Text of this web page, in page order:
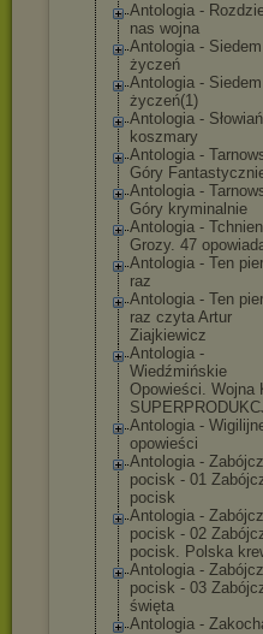
Antologia -
nas wojna
Antologia - Siedem
życzeń
Antologia - Siedem
życzeń(1)
Antologia -
koszmary
Antologia -
Góry
Antologia -
Góry kryminalnie
Antologia -
Grozy. 47
Antologia - Ten
raz
Antologia - Ten
raz czyta Artur
Ziajkiewicz
Antologia -
Wiedźmińskie
Opowieści. Wojna
Antologia -
opowieści
Antologia -
pocisk - 01
pocisk
Antologia -
pocisk - 02
pocisk. Polska
Antologia -
pocisk - 03
święta
Antologia -